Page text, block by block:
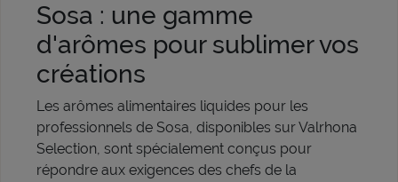
Sosa : une gamme
d'arômes pour sublimer vos
créations
Les arômes alimentaires liquides pour les
professionnels de Sosa, disponibles sur Valrhona
Selection, sont spécialement conçus pour
répondre aux exigences des chefs de la